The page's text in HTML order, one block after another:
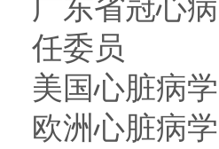
广东省冠心
任委员
美国心脏病
欧洲心脏病